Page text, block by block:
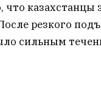
что
резкого
сильным